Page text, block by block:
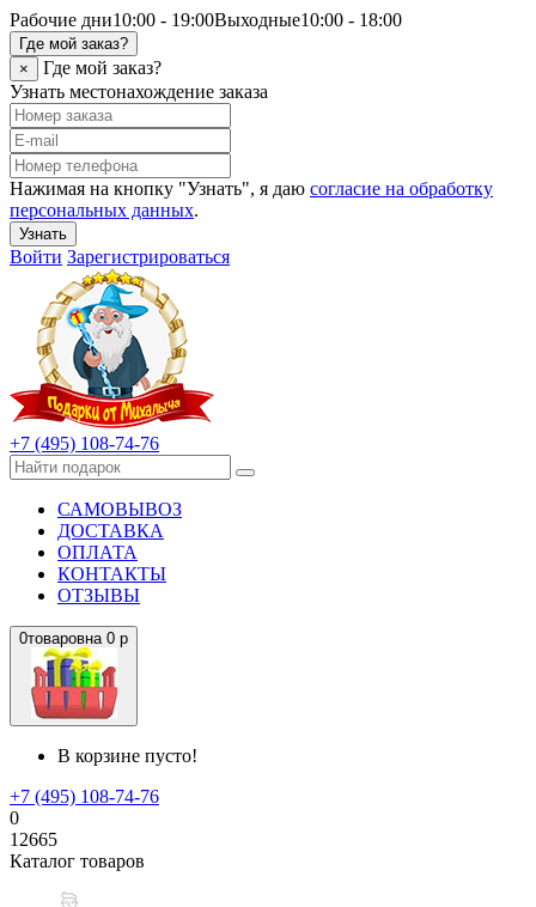
Рабочие дни10:00 - 19:00Выходные10:00 - 18:00
Где мой заказ?
×
Где мой заказ?
Узнать местонахождение заказа
Нажимая на кнопку "Узнать", я даю согласие на обработку
персональных данных.
Узнать
Войти Зарегистрироваться
+7 (495) 108-74-76
САМОВЫВОЗ
ДОСТАВКА
ОПЛАТА
КОНТАКТЫ
ОТЗЫВЫ
0товаровна 0 р
В корзине пусто!
+7 (495) 108-74-76
0
12665
Каталог товаров